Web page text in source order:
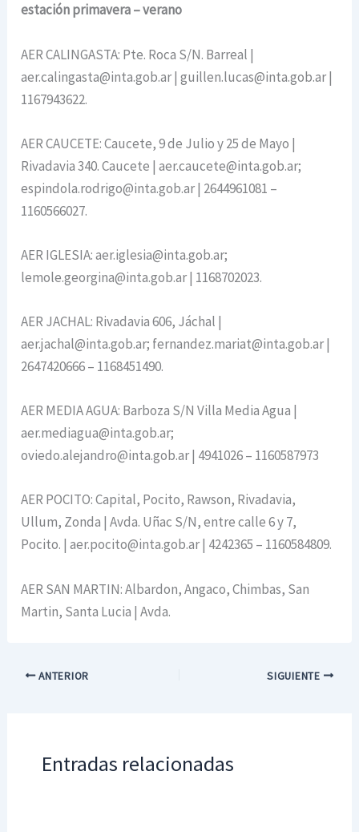
estación primavera – verano
AER CALINGASTA: Pte. Roca S/N. Barreal |
aer.calingasta@inta.gob.ar | guillen.lucas@inta.gob.ar |
1167943622.
AER CAUCETE: Caucete, 9 de Julio y 25 de Mayo |
Rivadavia 340. Caucete | aer.caucete@inta.gob.ar;
espindola.rodrigo@inta.gob.ar | 2644961081 –
1160566027.
AER IGLESIA: aer.iglesia@inta.gob.ar;
lemole.georgina@inta.gob.ar | 1168702023.
AER JACHAL: Rivadavia 606, Jáchal |
aer.jachal@inta.gob.ar; fernandez.mariat@inta.gob.ar |
2647420666 – 1168451490.
AER MEDIA AGUA: Barboza S/N Villa Media Agua |
aer.mediagua@inta.gob.ar;
oviedo.alejandro@inta.gob.ar | 4941026 – 1160587973
AER POCITO: Capital, Pocito, Rawson, Rivadavia,
Ullum, Zonda | Avda. Uñac S/N, entre calle 6 y 7,
Pocito. | aer.pocito@inta.gob.ar | 4242365 – 1160584809.
AER SAN MARTIN: Albardon, Angaco, Chimbas, San
Martin, Santa Lucia | Avda.
ANTERIOR SIGUIENTE
Entradas relacionadas